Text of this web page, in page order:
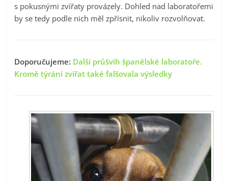
s pokusnými zvířaty provázely. Dohled nad laboratořemi
by se tedy podle nich měl zpřísnit, nikoliv rozvolňovat.
Doporučujeme: Další průšvih španělské laboratoře.
Kromě týrání zvířat také falšovala výsledky